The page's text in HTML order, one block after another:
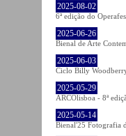
2025-08-02
6ª edição do
2025-06-26
Bienal de Arte
2025-06-03
Ciclo Billy
2025-05-29
ARCOlisboa - 8ª
2025-05-14
Bienal'25 Fotografia